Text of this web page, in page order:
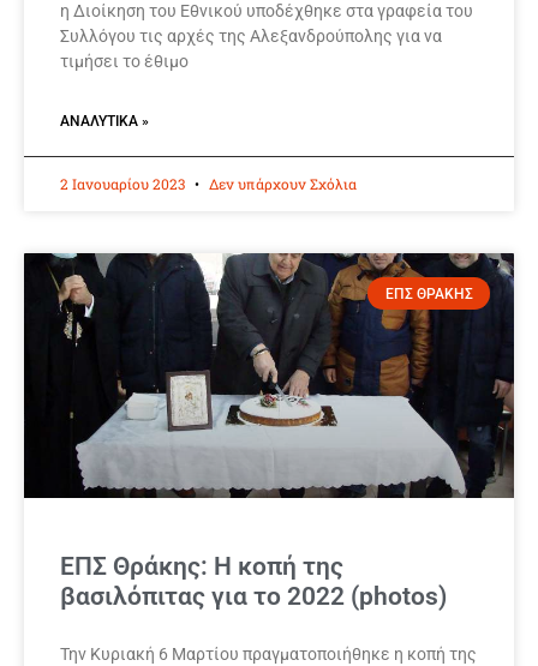
η Διοίκηση του Εθνικού υποδέχθηκε στα γραφεία του
Συλλόγου τις αρχές της Αλεξανδρούπολης για να
τιμήσει το έθιμο
ΑΝΑΛΥΤΙΚΆ »
2 Ιανουαρίου 2023 Δεν υπάρχουν Σχόλια
ΕΠΣ ΘΡΑΚΗΣ
ΕΠΣ Θράκης: Η κοπή της
βασιλόπιτας για το 2022 (photos)
Την Κυριακή 6 Μαρτίου πραγματοποιήθηκε η κοπή της